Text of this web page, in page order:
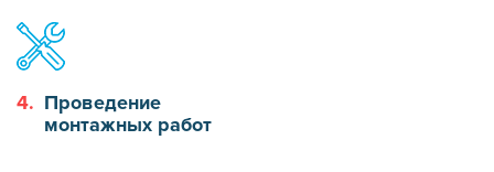
4. Проведение
монтажных работ